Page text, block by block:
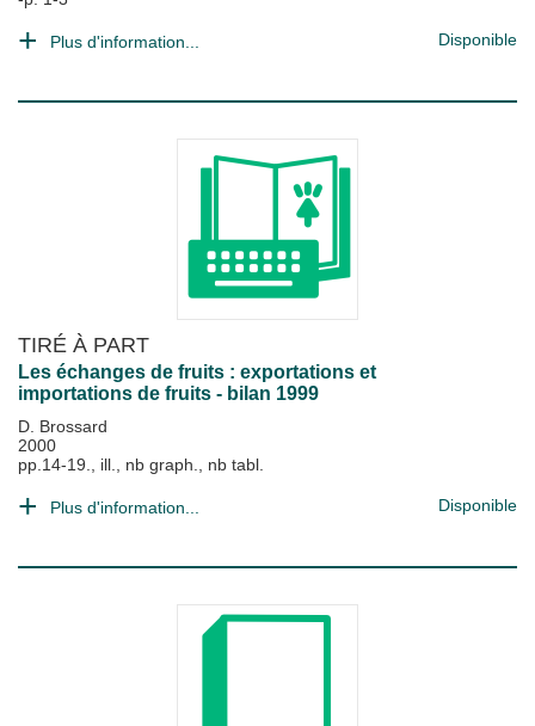
Plus d'information... Disponible
TIRÉ À PART
Les échanges de fruits : exportations et
importations de fruits - bilan 1999
D. Brossard
2000
pp.14-19., ill., nb graph., nb tabl.
Plus d'information... Disponible